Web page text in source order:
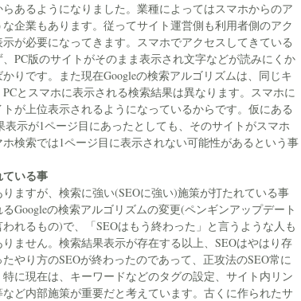
あるようになりました。業種によってはスマホからのア
企業もあります。従ってサイト運営側も利用者側のアク
が必要になってきます。スマホでアクセスしてきている
PC版のサイトがそのまま表示され文字などが読みにくか
りです。また現在Googleの検索アルゴリズムは、同じキ
とスマホに表示される検索結果は異なります。スマホに
が上位表示されるようになっているからです。仮にある
表示が1ページ目にあったとしても、そのサイトがスマホ
検索では1ページ目に表示されない可能性があるという事
いる事
ますが、検索に強い(SEOに強い)施策が打たれている事
Googleの検索アルゴリズムの変更(ペンギンアップデート
れるもの)で、「SEOはもう終わった」と言うような人も
ません。検索結果表示が存在する以上、SEOはやはり存
やり方のSEOが終わったのであって、正攻法のSEO常に
に現在は、キーワードなどのタグの設定、サイト内リン
ど内部施策が重要だと考えています。古くに作られたサ